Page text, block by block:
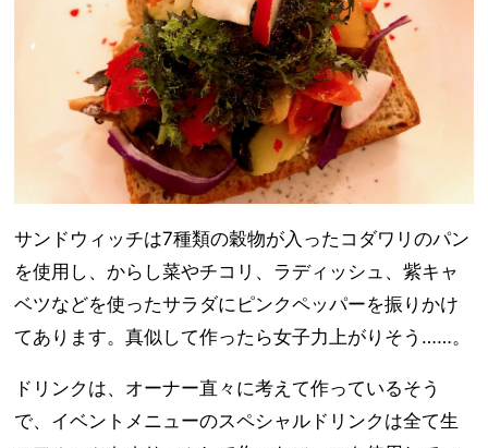
サンドウィッチは7種類の穀物が入ったコダワリのパン
を使用し、からし菜やチコリ、ラディッシュ、紫キャ
ベツなどを使ったサラダにピンクペッパーを振りかけ
てあります。真似して作ったら女子力上がりそう……。
ドリンクは、オーナー直々に考えて作っているそう
で、イベントメニューのスペシャルドリンクは全て生